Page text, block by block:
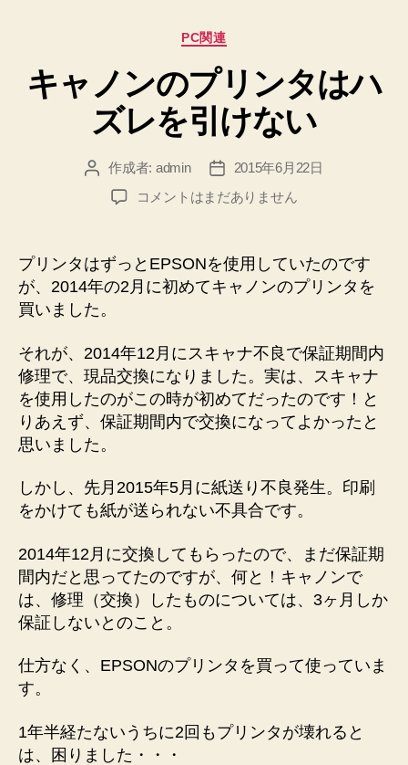
カ
ゴ
リ
ー
PC関連
キャノンのプリンタはハ
ズレを引けない
投 作成者: admin
投
稿
日
2015年6月22日
キ
ン
の
プ
タ
は
ハ
ズ
け
な
へ
の
コメントはまだありません
プリンタはずっとEPSONを使用していたのです
が、2014年の2月に初めてキャノンのプリンタを
買いました。
それが、2014年12月にスキャナ不良で保証期間内
修理で、現品交換になりました。実は、スキャナ
を使用したのがこの時が初めてだったのです！と
りあえず、保証期間内で交換になってよかったと
思いました。
しかし、先月2015年5月に紙送り不良発生。印刷
をかけても紙が送られない不具合です。
2014年12月に交換してもらったので、まだ保証期
間内だと思ってたのですが、何と！キャノンで
は、修理（交換）したものについては、3ヶ月しか
保証しないとのこと。
仕方なく、EPSONのプリンタを買って使っていま
す。
1年半経たないうちに2回もプリンタが壊れると
は、困りました・・・